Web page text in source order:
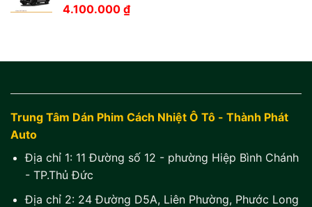
4.100.000 ₫
Trung Tâm Dán Phim Cách Nhiệt Ô Tô - Thành Phát
Auto
Địa chỉ 1: 11 Đường số 12 - phường Hiệp Bình Chánh
- TP.Thủ Đức
Địa chỉ 2: 24 Đường D5A, Liên Phường, Phước Long